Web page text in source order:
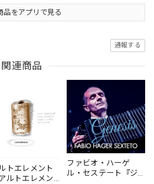
品をアプリで見る
通報する
関連商品
トエレメント
アルトエレメン
ファビオ・ハーゲ
ル・セステート『ジ